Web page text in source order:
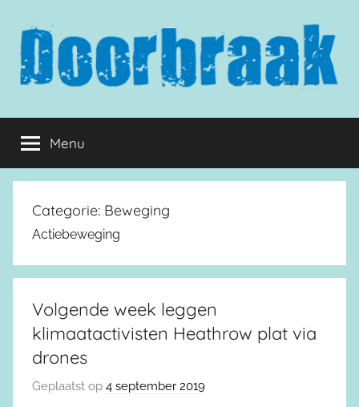
inhoud
springen
Doorbraak.eu
Menu
Categorie: Beweging
Actiebeweging
Volgende week leggen
klimaatactivisten Heathrow plat via
drones
Geplaatst op 4 september 2019